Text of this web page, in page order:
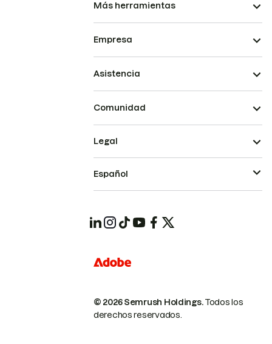
Más herramientas
Empresa
Asistencia
Comunidad
© 2026 Semrush Holdings.Todos los
derechos reservados.
Legal
Español